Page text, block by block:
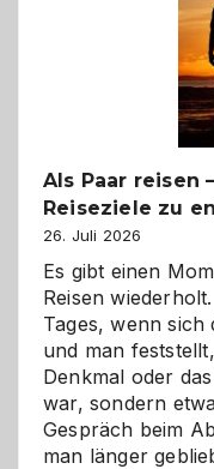
Als Paar reisen
Reiseziele zu
26. Juli 2026
Es gibt einen
Reisen
Tages, wenn sich
und man
Denkmal oder
war, sondern
Gespräch beim
man länger